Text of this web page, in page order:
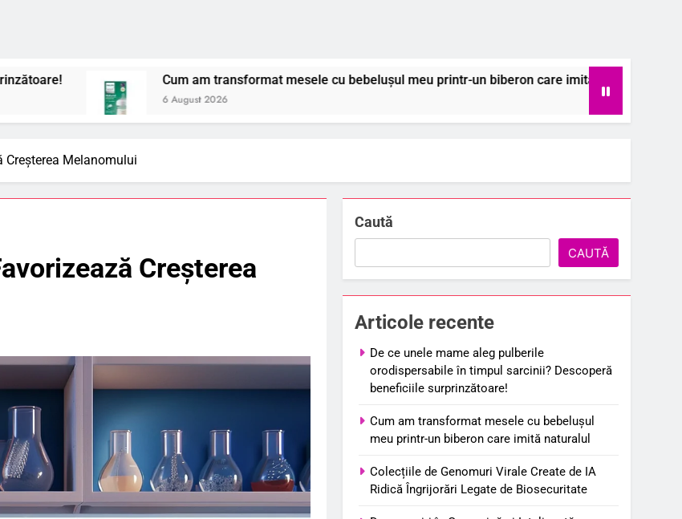
Cum am transformat mesele cu bebelușul meu printr-un biberon care imită naturalul
6 August 2026
Creșterea Melanomului
Creșterea
Caută
CAUTĂ
Articole recente
De ce unele mame aleg pulberile
orodispersabile în timpul sarcinii? Descoperă
beneficiile surprinzătoare!
Cum am transformat mesele cu bebelușul
meu printr-un biberon care imită naturalul
Colecțiile de Genomuri Virale Create de IA
Ridică Îngrijorări Legate de Biosecuritate